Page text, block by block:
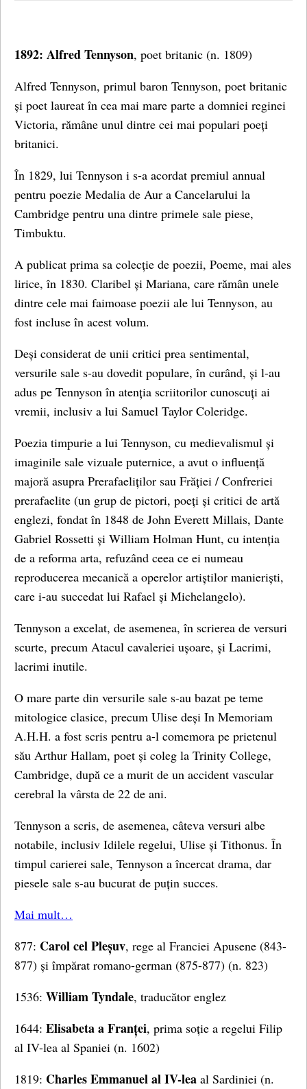
1892: Alfred Tennyson, poet britanic (n. 1809)
Alfred Tennyson, primul baron Tennyson, poet britanic
și poet laureat în cea mai mare parte a domniei reginei
Victoria, rămâne unul dintre cei mai populari poeți
britanici.
În 1829, lui Tennyson i s-a acordat premiul annual
pentru poezie Medalia de Aur a Cancelarului la
Cambridge pentru una dintre primele sale piese,
Timbuktu.
A publicat prima sa colecție de poezii, Poeme, mai ales
lirice, în 1830. Claribel și Mariana, care rămân unele
dintre cele mai faimoase poezii ale lui Tennyson, au
fost incluse în acest volum.
Deși considerat de unii critici prea sentimental,
versurile sale s-au dovedit populare, în curând, și l-au
adus pe Tennyson în atenția scriitorilor cunoscuți ai
vremii, inclusiv a lui Samuel Taylor Coleridge.
Poezia timpurie a lui Tennyson, cu medievalismul și
imaginile sale vizuale puternice, a avut o influență
majoră asupra Prerafaeliților sau Frăției / Confreriei
prerafaelite (un grup de pictori, poeți și critici de artă
englezi, fondat în 1848 de John Everett Millais, Dante
Gabriel Rossetti și William Holman Hunt, cu intenția
de a reforma arta, refuzând ceea ce ei numeau
reproducerea mecanică a operelor artiștilor manieriști,
care i-au succedat lui Rafael și Michelangelo).
Tennyson a excelat, de asemenea, în scrierea de versuri
scurte, precum Atacul cavaleriei ușoare, și Lacrimi,
lacrimi inutile.
O mare parte din versurile sale s-au bazat pe teme
mitologice clasice, precum Ulise deși In Memoriam
A.H.H. a fost scris pentru a-l comemora pe prietenul
său Arthur Hallam, poet și coleg la Trinity College,
Cambridge, după ce a murit de un accident vascular
cerebral la vârsta de 22 de ani.
Tennyson a scris, de asemenea, câteva versuri albe
notabile, inclusiv Idilele regelui, Ulise și Tithonus. În
timpul carierei sale, Tennyson a încercat drama, dar
piesele sale s-au bucurat de puțin succes.
Mai mult…
877: Carol cel Pleșuv, rege al Franciei Apusene (843-
877) și împărat romano-german (875-877) (n. 823)
1536: William Tyndale, traducător englez
1644: Elisabeta a Franței, prima soție a regelui Filip
al IV-lea al Spaniei (n. 1602)
1819: Charles Emmanuel al IV-lea al Sardiniei (n.